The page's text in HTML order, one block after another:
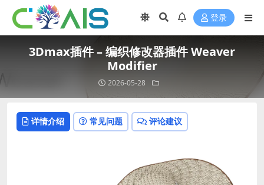
登录
3Dmax插件 – 编织修改器插件 Weaver
Modifier
2026-05-28
详情介绍 常见问题 评论建议